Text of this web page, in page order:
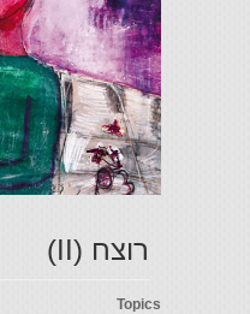
רוצח (II)
Topics